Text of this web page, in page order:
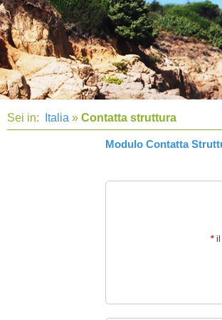
Sei in: Italia » Contatta struttura
Modulo Contatta
* il